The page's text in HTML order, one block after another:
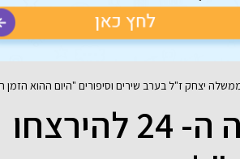
רעננה ציינה את יום השנה ה- 24 להירצחו